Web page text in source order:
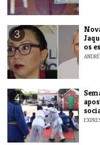
3
os
4